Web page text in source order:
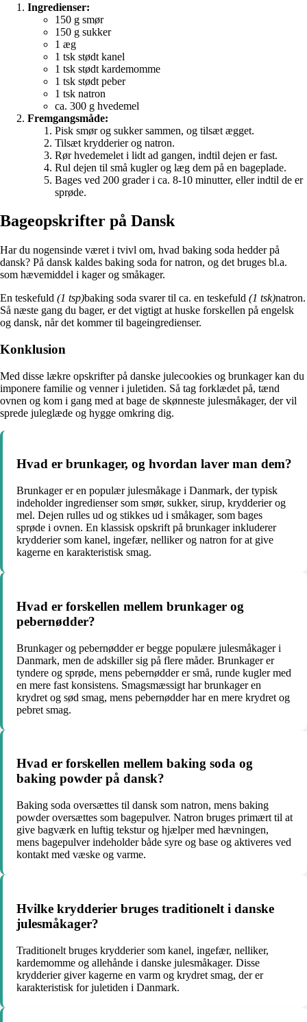
Ingredienser:
150 g smør
150 g sukker
1 æg
1 tsk stødt kanel
1 tsk stødt kardemomme
1 tsk stødt peber
1 tsk natron
ca. 300 g hvedemel
Fremgangsmåde:
Pisk smør og sukker sammen, og tilsæt ægget.
Tilsæt krydderier og natron.
Rør hvedemelet i lidt ad gangen, indtil dejen er fast.
Rul dejen til små kugler og læg dem på en bageplade.
Bages ved 200 grader i ca. 8-10 minutter, eller indtil de er
sprøde.
Bageopskrifter på Dansk
Har du nogensinde været i tvivl om, hvad baking soda hedder på
dansk? På dansk kaldes baking soda for natron, og det bruges bl.a.
som hævemiddel i kager og småkager.
En teskefuld (1 tsp)baking soda svarer til ca. en teskefuld (1 tsk)natron.
Så næste gang du bager, er det vigtigt at huske forskellen på engelsk
og dansk, når det kommer til bageingredienser.
Konklusion
Med disse lækre opskrifter på danske julecookies og brunkager kan du
imponere familie og venner i juletiden. Så tag forklædet på, tænd
ovnen og kom i gang med at bage de skønneste julesmåkager, der vil
sprede juleglæde og hygge omkring dig.
Hvad er brunkager, og hvordan laver man dem?
Brunkager er en populær julesmåkage i Danmark, der typisk
indeholder ingredienser som smør, sukker, sirup, krydderier og
mel. Dejen rulles ud og stikkes ud i småkager, som bages
sprøde i ovnen. En klassisk opskrift på brunkager inkluderer
krydderier som kanel, ingefær, nelliker og natron for at give
kagerne en karakteristisk smag.
Hvad er forskellen mellem brunkager og
pebernødder?
Brunkager og pebernødder er begge populære julesmåkager i
Danmark, men de adskiller sig på flere måder. Brunkager er
tyndere og sprøde, mens pebernødder er små, runde kugler med
en mere fast konsistens. Smagsmæssigt har brunkager en
krydret og sød smag, mens pebernødder har en mere krydret og
pebret smag.
Hvad er forskellen mellem baking soda og
baking powder på dansk?
Baking soda oversættes til dansk som natron, mens baking
powder oversættes som bagepulver. Natron bruges primært til at
give bagværk en luftig tekstur og hjælper med hævningen,
mens bagepulver indeholder både syre og base og aktiveres ved
kontakt med væske og varme.
Hvilke krydderier bruges traditionelt i danske
julesmåkager?
Traditionelt bruges krydderier som kanel, ingefær, nelliker,
kardemomme og allehånde i danske julesmåkager. Disse
krydderier giver kagerne en varm og krydret smag, der er
karakteristisk for juletiden i Danmark.